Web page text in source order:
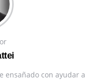
ensañado con ayudar a